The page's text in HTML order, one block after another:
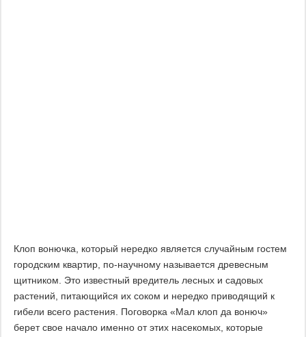
Клоп вонючка, который нередко является случайным гостем
городским квартир, по-научному называется древесным
щитником. Это известный вредитель лесных и садовых
растений, питающийся их соком и нередко приводящий к
гибели всего растения. Поговорка «Мал клоп да вонюч»
берет свое начало именно от этих насекомых, которые